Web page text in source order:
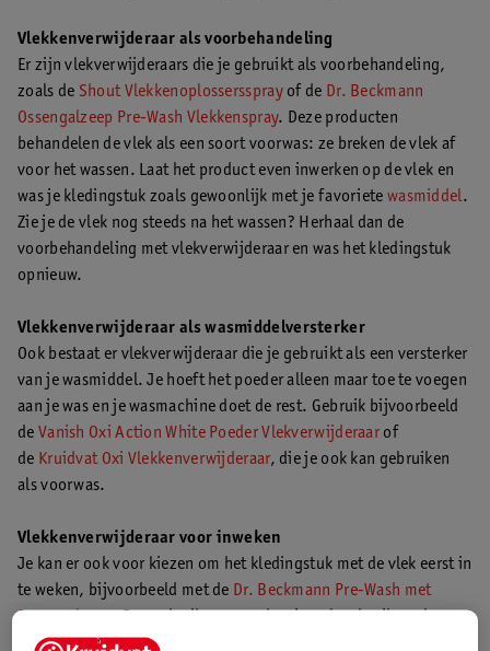
Vlekkenverwijderaar als voorbehandeling
Er zijn vlekverwijderaars die je gebruikt als voorbehandeling,
zoals de Shout Vlekkenoplosserssprayof de Dr. Beckmann
Ossengalzeep Pre-Wash Vlekkenspray. Deze producten
behandelen de vlek als een soort voorwas: ze breken de vlek af
voor het wassen. Laat het product even inwerken op de vlek en
was je kledingstuk zoals gewoonlijk met je favoriete wasmiddel.
Zie je de vlek nog steeds na het wassen? Herhaal dan de
voorbehandeling met vlekverwijderaar en was het kledingstuk
opnieuw.
Vlekkenverwijderaar als wasmiddelversterker
Ook bestaat er vlekverwijderaar die je gebruikt als een versterker
van je wasmiddel. Je hoeft het poeder alleen maar toe te voegen
aan je was en je wasmachine doet de rest. Gebruik bijvoorbeeld
de Vanish Oxi Action White Poeder Vlekverwijderaar of
de Kruidvat Oxi Vlekkenverwijderaar, die je ook kan gebruiken
als voorwas.
Vlekkenverwijderaar voor inweken
Je kan er ook voor kiezen om het kledingstuk met de vlek eerst in
te weken, bijvoorbeeld met de Dr. Beckmann Pre-Wash met
Ossengalzeep.
voorbehandeling en als waskrachtversterking. Los de vloeistof